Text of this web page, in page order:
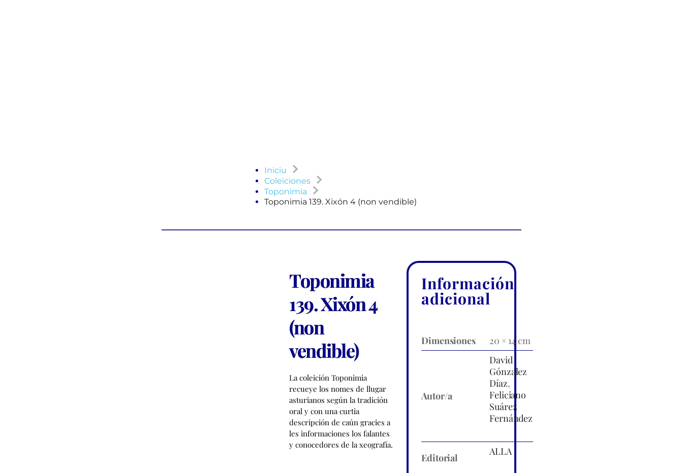
Iniciu
Coleiciones
Toponimia
Toponimia 139. Xixón 4 (non vendible)
Toponimia
139. Xixón 4
(non
vendible)
La coleición Toponimia
recueye los nomes de llugar
asturianos según la tradición
oral y con una curtia
descripción de caún gracies a
les informaciones los falantes
y conocedores de la xeografía.
Información
adicional
Dimensiones 20 × 14 cm
Autor/a
David
Gónzalez
Díaz,
Feliciano
Suárez
Fernández
Editorial
ALLA